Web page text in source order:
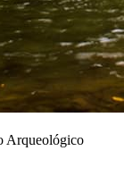
Arqueológico